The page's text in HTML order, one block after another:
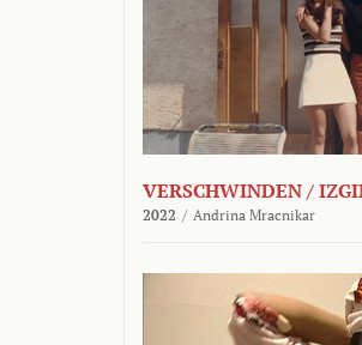
VERSCHWINDEN /
2022 / Andrina Mracnikar